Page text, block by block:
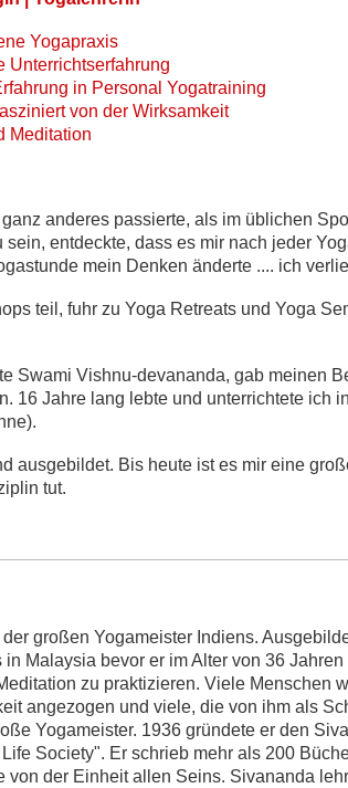
Yogapraxis
Unterrichtserfahrung
in Personal Yogatraining
von der Wirksamkeit
Meditation
anderes passierte, als im üblichen
entdeckte, dass es mir nach jeder
mein Denken änderte .... ich
teil, fuhr zu Yoga Retreats und Yoga
Swami Vishnu-devananda, gab meinen
16 Jahre lang lebte und unterrichtete ich
ausgebildet. Bis heute ist es mir eine
tut.
großen Yogameister Indiens.
Malaysia bevor er im Alter von 36
zu praktizieren. Viele Menschen
angezogen und viele, die von ihm als
Yogameister. 1936 gründete er den
Society". Er schrieb mehr als 200
von der Einheit allen Seins. Sivananda